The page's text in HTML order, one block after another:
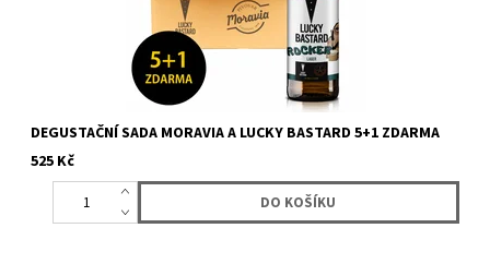
DEGUSTAČNÍ SADA MORAVIA A LUCKY BASTARD 5+1 ZDARMA
525 Kč